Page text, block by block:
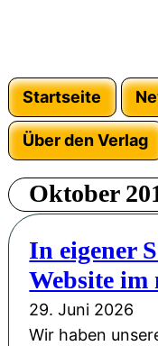
Startseite
Über den Verlag
Oktober
In eigener
Website im
29. Juni 2026
Wir haben